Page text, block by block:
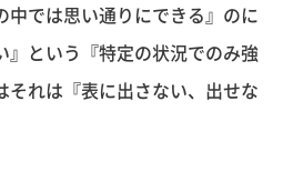
中では思い通りにできる』のに
』という『特定の状況でのみ強
それは『表に出さない、出せな